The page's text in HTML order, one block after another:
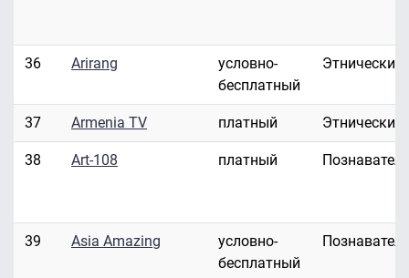
36 Arirang
условно-
бесплатный
Этнические
37 Armenia TV платный Этнические
38 Art-108 платный
39 Asia Amazing
условно-
бесплатный